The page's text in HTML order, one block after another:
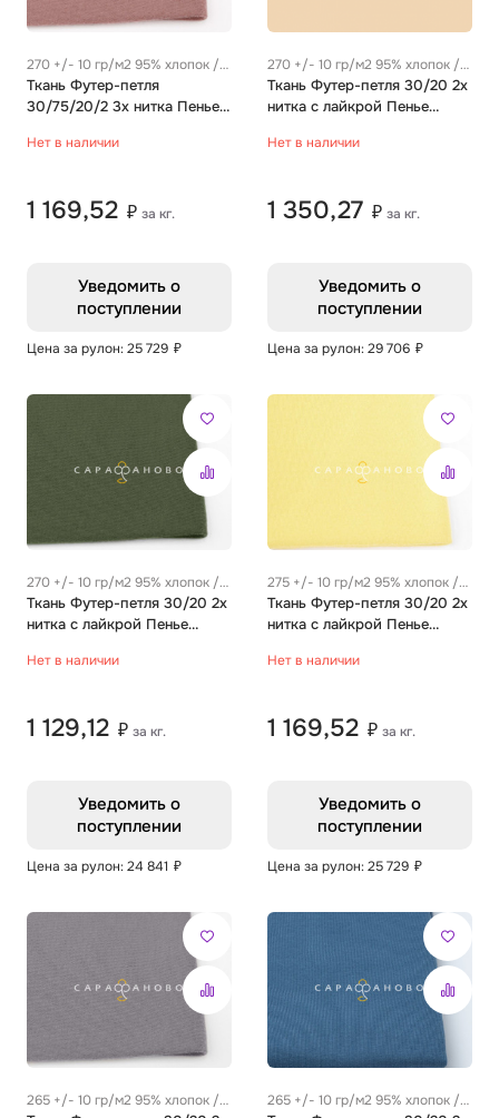
270 +/- 10 гр/м2 95% хлопок /
5% эластан
Ткань Футер-петля
30/75/20/2 3х нитка Пенье
Нет в наличии
1 169,52 ₽ за кг.
Уведомить о
поступлении
Цена за рулон: 25 729 ₽
270 +/- 10 гр/м2 95% хлопок /
5% эластан
Ткань Футер-петля 30/20 2х
нитка с лайкрой Пенье
Нет в наличии
1 350,27 ₽ за кг.
Уведомить о
поступлении
Цена за рулон: 29 706 ₽
270 +/- 10 гр/м2 95% хлопок /
5% эластан
Ткань Футер-петля 30/20 2х
нитка с лайкрой Пенье
Нет в наличии
1 129,12 ₽ за кг.
Уведомить о
поступлении
Цена за рулон: 24 841 ₽
275 +/- 10 гр/м2 95% хлопок /
5% эластан
Ткань Футер-петля 30/20 2х
нитка с лайкрой Пенье
Нет в наличии
1 169,52 ₽ за кг.
Уведомить о
поступлении
Цена за рулон: 25 729 ₽
265 +/- 10 гр/м2 95% хлопок /
265 +/- 10 гр/м2 95% хлопок /